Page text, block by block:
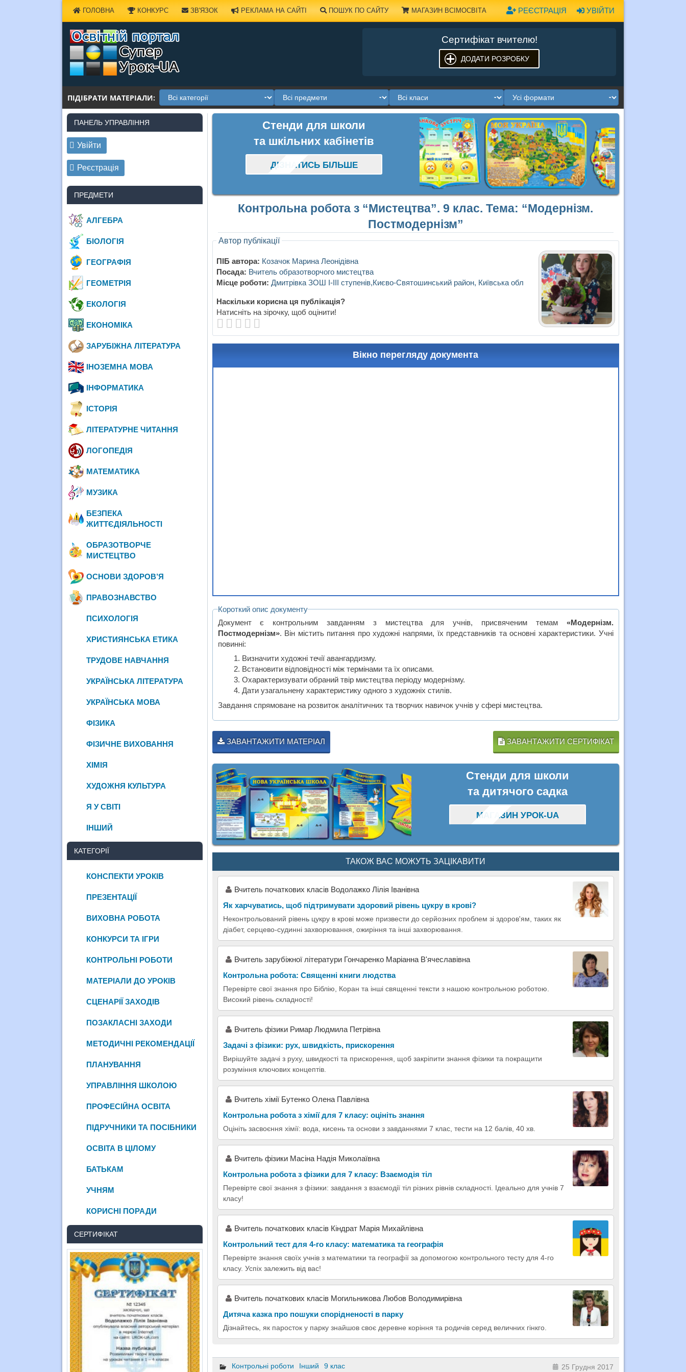
УВІЙТИ
РЕЄСТРАЦІЯ
ГОЛОВНА КОНКУРС ЗВ'ЯЗОК РЕКЛАМА НА САЙТІ ПОШУК ПО САЙТУ МАГАЗИН ВСІМОСВІТА
Сертифікат вчителю!
ДОДАТИ РОЗРОБКУ
ПІДІБРАТИ МАТЕРІАЛИ:
Стенди для школи
та шкільних кабінетів
ДІЗНАТИСЬ БІЛЬШЕ
Контрольна робота з “Мистецтва”. 9 клас. Тема: “Модернізм.
Постмодернізм”
Автор публікації
ПІБ автора: Козачок Марина Леонідівна
Посада: Вчитель образотворчого мистецтва
Місце роботи: Дмитрівка ЗОШ I-III ступенів,Києво-Святошинський район, Київська обл
Наскільки корисна ця публікація?
Натисніть на зірочку, щоб оцінити!
Вікно перегляду документа
Короткий опис документу
Документ є контрольним завданням з мистецтва для учнів, присвяченим темам «Модернізм.
Постмодернізм». Він містить питання про художні напрями, їх представників та основні характеристики. Учні
повинні:
Визначити художні течії авангардизму.
Встановити відповідності між термінами та їх описами.
Охарактеризувати обраний твір мистецтва періоду модернізму.
Дати узагальнену характеристику одного з художніх стилів.
Завдання спрямоване на розвиток аналітичних та творчих навичок учнів у сфері мистецтва.
ЗАВАНТАЖИТИ МАТЕРІАЛ ЗАВАНТАЖИТИ СЕРТИФІКАТ
Стенди для школи
та дитячого садка
МАГАЗИН УРОК-UA
ТАКОЖ ВАС МОЖУТЬ ЗАЦІКАВИТИ
Вчитель початкових класів Водолажко Лілія Іванівна
Як харчуватись, щоб підтримувати здоровий рівень цукру в крові?
Неконтрольований рівень цукру в крові може призвести до серйозних проблем зі здоров'ям, таких як
діабет, серцево-судинні захворювання, ожиріння та інші захворювання.
Вчитель зарубіжної літератури Гончаренко Маріанна В'ячеславівна
Контрольна робота: Священні книги людства
Перевірте свої знання про Біблію, Коран та інші священні тексти з нашою контрольною роботою.
Високий рівень складності!
Вчитель фізики Римар Людмила Петрівна
Задачі з фізики: рух, швидкість, прискорення
Вирішуйте задачі з руху, швидкості та прискорення, щоб закріпити знання фізики та покращити
розуміння ключових концептів.
Вчитель хімії Бутенко Олена Павлівна
Контрольна робота з хімії для 7 класу: оцініть знання
Оцініть засвоєння хімії: вода, кисень та основи з завданнями 7 клас, тести на 12 балів, 40 хв.
Вчитель фізики Масіна Надія Миколаївна
Контрольна робота з фізики для 7 класу: Взаємодія тіл
Перевірте свої знання з фізики: завдання з взаємодії тіл різних рівнів складності. Ідеально для учнів 7
класу!
Вчитель початкових класів Кіндрат Марія Михайлівна
Контрольний тест для 4-го класу: математика та географія
Перевірте знання своїх учнів з математики та географії за допомогою контрольного тесту для 4-го
класу. Успіх залежить від вас!
Вчитель початкових класів Могильникова Любов Володимирівна
Дитяча казка про пошуки спорідненості в парку
Дізнайтесь, як паросток у парку знайшов своє деревне коріння та родичів серед величних гінкго.
Контрольні роботи Інший 9 клас 25 Грудня 2017
ПАНЕЛЬ УПРАВЛІННЯ
Увійти
Реєстрація
ПРЕДМЕТИ
АЛГЕБРА
БІОЛОГІЯ
ГЕОГРАФІЯ
ГЕОМЕТРІЯ
ЕКОЛОГІЯ
ЕКОНОМІКА
ЗАРУБІЖНА ЛІТЕРАТУРА
ІНОЗЕМНА МОВА
ІНФОРМАТИКА
ІСТОРІЯ
ЛІТЕРАТУРНЕ ЧИТАННЯ
ЛОГОПЕДІЯ
МАТЕМАТИКА
МУЗИКА
БЕЗПЕКА
ЖИТТЄДІЯЛЬНОСТІ
ОБРАЗОТВОРЧЕ
МИСТЕЦТВО
ОСНОВИ ЗДОРОВ’Я
ПРАВОЗНАВСТВО
ПСИХОЛОГІЯ
ХРИСТИЯНСЬКА ЕТИКА
ТРУДОВЕ НАВЧАННЯ
УКРАЇНСЬКА ЛІТЕРАТУРА
УКРАЇНСЬКА МОВА
ФІЗИКА
ФІЗИЧНЕ ВИХОВАННЯ
ХІМІЯ
ХУДОЖНЯ КУЛЬТУРА
Я У СВІТІ
ІНШИЙ
КАТЕГОРІЇ
КОНСПЕКТИ УРОКІВ
ПРЕЗЕНТАЦІЇ
ВИХОВНА РОБОТА
КОНКУРСИ ТА ІГРИ
КОНТРОЛЬНІ РОБОТИ
МАТЕРІАЛИ ДО УРОКІВ
СЦЕНАРІЇ ЗАХОДІВ
ПОЗАКЛАСНІ ЗАХОДИ
МЕТОДИЧНІ РЕКОМЕНДАЦІЇ
ПЛАНУВАННЯ
УПРАВЛІННЯ ШКОЛОЮ
ПРОФЕСІЙНА ОСВІТА
ПІДРУЧНИКИ ТА ПОСІБНИКИ
ОСВІТА В ЦІЛОМУ
БАТЬКАМ
УЧНЯМ
КОРИСНІ ПОРАДИ
СЕРТИФІКАТ